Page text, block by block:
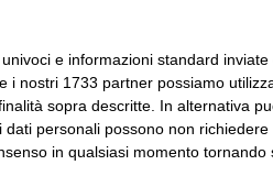
e informazioni standard
i nostri 1733 partner possiamo
sopra descritte. In alternativa
personali possono non
in qualsiasi momento tornando